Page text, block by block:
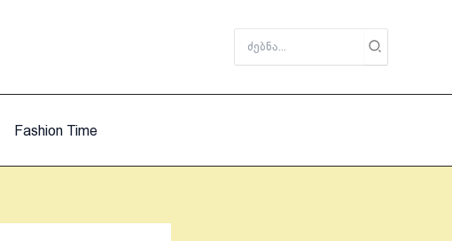
for:
Fashion Time